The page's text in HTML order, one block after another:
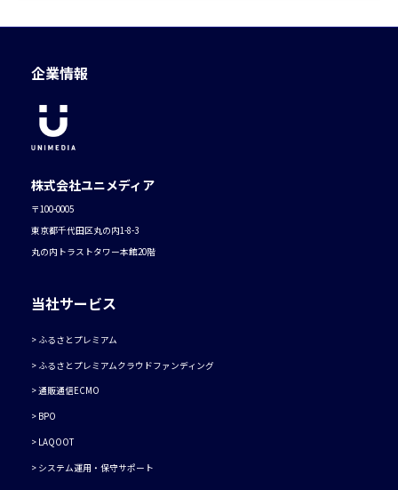
企業情報
株式会社ユニメディア
〒100-0005
東京都千代田区丸の内1-8-3
丸の内トラストタワー本館20階
当社サービス
ふるさとプレミアム
ふるさとプレミアムクラウドファンディング
通販通信ECMO
BPO
LAQOOT
システム運用・保守サポート